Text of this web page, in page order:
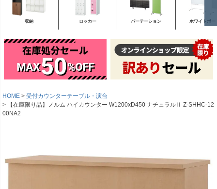
収納 ロッカー パーテーション ホワイトボー
HOME
受付カウンターテーブル・演台
【在庫限り品】ノルム ハイカウンター W1200xD450 ナチュラルⅡ Z-SHHC-12
00NA2